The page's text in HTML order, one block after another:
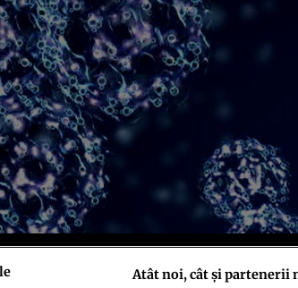
susţin teoria precum că apa are memorie.
Atât noi, cât și partenerii